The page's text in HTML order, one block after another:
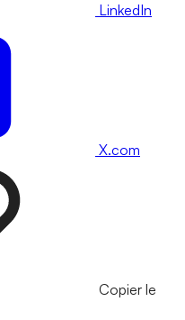
LinkedIn
X.com
Copier le